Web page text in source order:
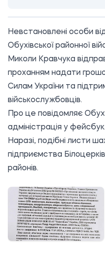
Невстановлені особи
Обухівської районної
Миколи Кравчука
проханням надати
Силам України та
військослужбовців.
Про це повідомляє
адміністрація у фейсбук.
Наразі, подібні листи
підприємства
районів.